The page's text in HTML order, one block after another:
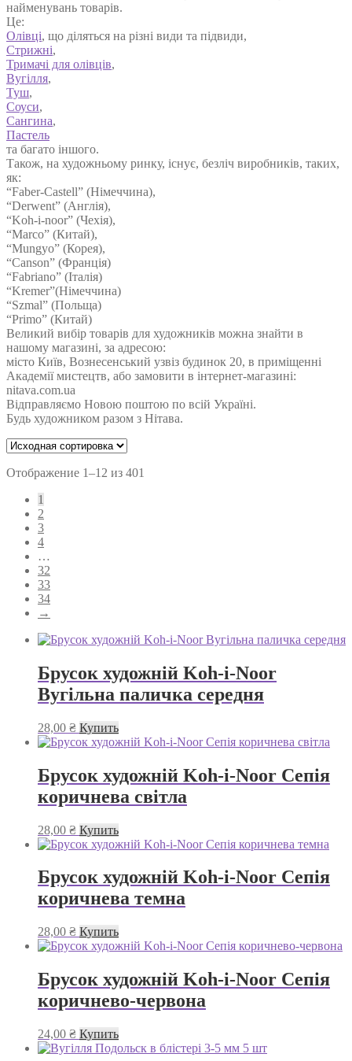
найменувань товарів.
Це:
Олівці, що діляться на різні види та підвиди,
Стрижні,
Тримачі для олівців,
Вугілля,
Туш,
Соуси,
Сангина,
Пастель
та багато іншого.
Також, на художньому ринку, існує, безліч виробників, таких,
як:
“Faber-Castell” (Німеччина),
“Derwent” (Англія),
“Koh-i-noor” (Чехія),
“Marco” (Китай),
“Mungyo” (Корея),
“Canson” (Франція)
“Fabriano” (Італія)
“Kremer”(Німеччина)
“Szmal” (Польща)
“Primo” (Китай)
Великий вибір товарів для художників можна знайти в
нашому магазині, за адресою:
місто Київ, Вознесенський узвіз будинок 20, в приміщенні
Академії мистецтв, або замовити в інтернет-магазині:
nitava.com.ua
Відправляємо Новою поштою по всій Україні.
Будь художником разом з Нітава.
Отображение 1–12 из 401
1
2
3
4
…
32
33
34
→
Брусок художній Koh-i-Noor
Вугільна паличка середня
28,00 ₴ Купить
Брусок художній Koh-i-Noor Сепія
коричнева світла
28,00 ₴ Купить
Брусок художній Koh-i-Noor Сепія
коричнева темна
28,00 ₴ Купить
Брусок художній Koh-i-Noor Сепія
коричнево-червона
24,00 ₴ Купить